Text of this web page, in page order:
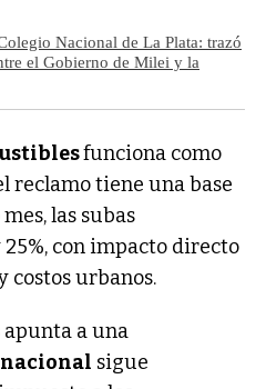
Nacional de La Plata: trazó
el Gobierno de Milei y la
funciona como
reclamo tiene una base
las subas
con impacto directo
costos urbanos.
apunta a una
sigue